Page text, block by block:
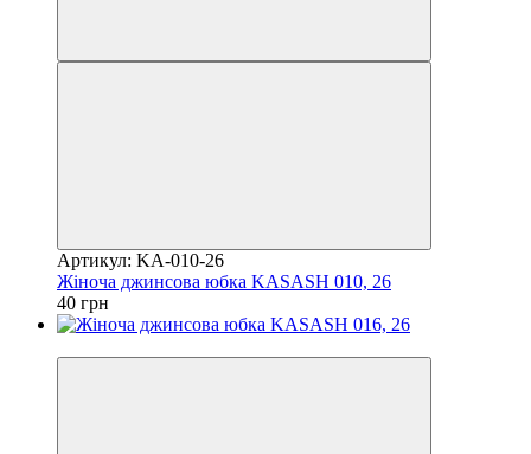
Артикул: KA-010-26
Жіноча джинсова юбка KASASH 010, 26
40 грн